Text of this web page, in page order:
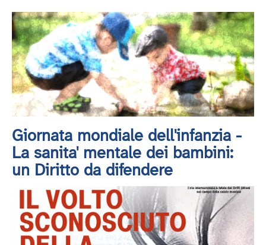
Giornata mondiale dell'infanzia -
La sanita' mentale dei bambini:
un Diritto da difendere